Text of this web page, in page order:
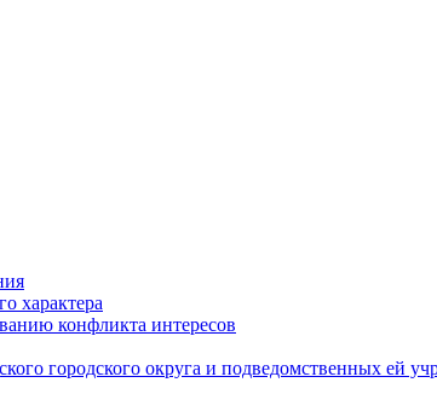
характера
конфликта интересов
городского округа и подведомственных ей